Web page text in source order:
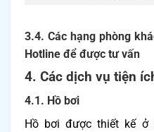
3.4. Các hạng phòng
Hotline để được tư vấn
4. Các dịch vụ tiện
4.1. Hồ bơi
Hồ bơi được thiết kế ở